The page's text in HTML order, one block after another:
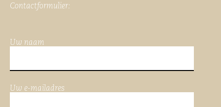
Contactformulier:
Uw naam
Uw e-mailadres